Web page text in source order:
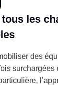
les
des
surchargées